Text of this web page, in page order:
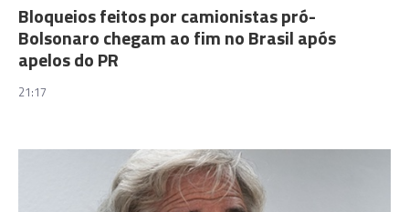
Bloqueios feitos por camionistas pró-
Bolsonaro chegam ao fim no Brasil após
apelos do PR
21:17